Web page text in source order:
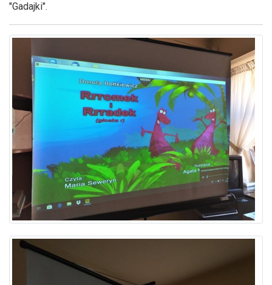
"Gadajki".